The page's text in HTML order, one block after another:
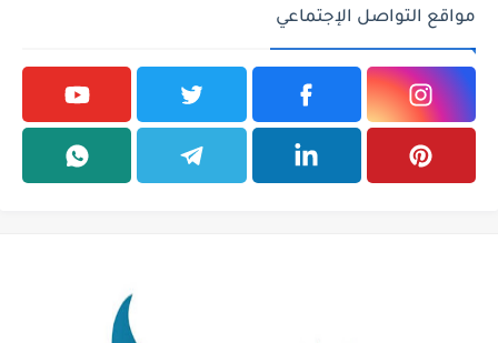
مواقع التواصل الإجتماعي